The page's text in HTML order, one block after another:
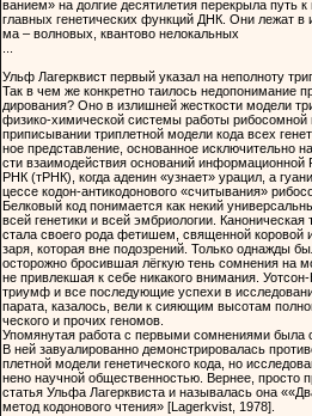
ванием» на долгие десятилетия перекрыла путь
главных генетических функций ДНК. Они лежат в
ма – волновых, квантово нелокальных
Ульф Лагерквист первый указал на неполноту
Так в чем же конкретно таилось недопонимание
дирования? Оно в излишней жесткости модели
физико-химической системы работы
приписывании триплетной модели кода всех
ное представление, основанное исключительно
сти взаимодействия оснований
РНК (тРНК), когда аденин «узнает» урацил, а
цессе кодон-антикодонового «считывания»
Белковый код понимается как некий
всей генетики и всей эмбриологии. Каноническая
стала своего рода фетишем, священной коровой
заря, которая вне подозрений. Только однажды
осторожно бросившая лёгкую тень сомнения на
не привлекшая к себе никакого внимания.
триумф и все последующие успехи в
парата, казалось, вели к сияющим высотам
ческого и прочих геномов.
Упомянутая работа с первыми сомнениями была
В ней завуалированно демонстрировалась
плетной модели генетического кода, но
нено научной общественностью. Вернее, просто
статья Ульфа Лагерквиста и называлась она
метод кодонового чтения» [Lagerkvist, 1978].